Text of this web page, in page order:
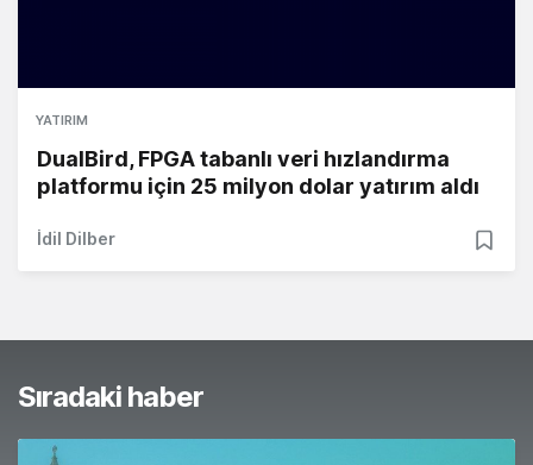
YATIRIM
DualBird, FPGA tabanlı veri hızlandırma
platformu için 25 milyon dolar yatırım aldı
İdil Dilber
Sıradaki haber